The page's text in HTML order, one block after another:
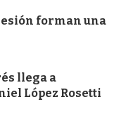
forman una
llega a
López Rosetti